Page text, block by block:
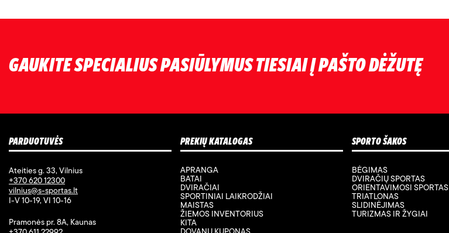
GAUKITE SPECIALIUS PASIŪLYMUS TIESIAI Į PAŠTO DĖŽUTĘ
PARDUOTUVĖS
Ateities g. 33, Vilnius
+370 620 12300
vilnius@s-sportas.lt
I-V 10-19, VI 10-16
Pramonės pr. 8A, Kaunas
PREKIŲ KATALOGAS
APRANGA
BATAI
DVIRAČIAI
SPORTINIAI LAIKRODŽIAI
MAISTAS
ŽIEMOS INVENTORIUS
KITA
SPORTO ŠAKOS
BĖGIMAS
DVIRAČIŲ SPORTAS
ORIENTAVIMOSI SPORTAS
TRIATLONAS
SLIDINĖJIMAS
TURIZMAS IR ŽYGIAI